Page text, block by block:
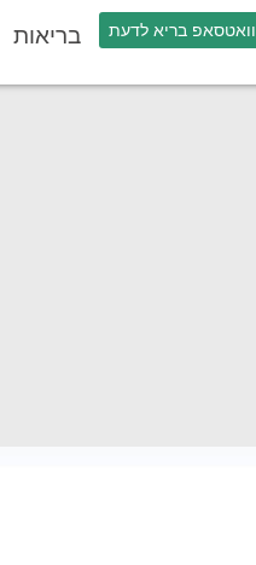
וואטסאפ בריא לדעת בריאות